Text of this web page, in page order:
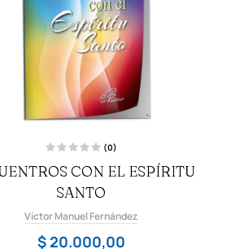
a
l
d
o
o
(0)
CON EL ESPÍRITU
SANTO
Víctor Manuel Fernández
$20.000,00